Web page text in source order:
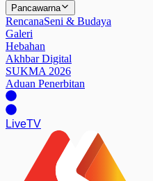
Pancawarna
RencanaSeni & Budaya
Galeri
Hebahan
Akhbar Digital
SUKMA 2026
Aduan Penerbitan
LiveTV